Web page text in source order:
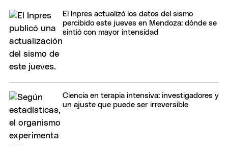
El Inpres actualizó los datos del sismo
percibido este jueves en Mendoza: dónde se
sintió con mayor intensidad
Ciencia en terapia intensiva: investigadores y
un ajuste que puede ser irreversible